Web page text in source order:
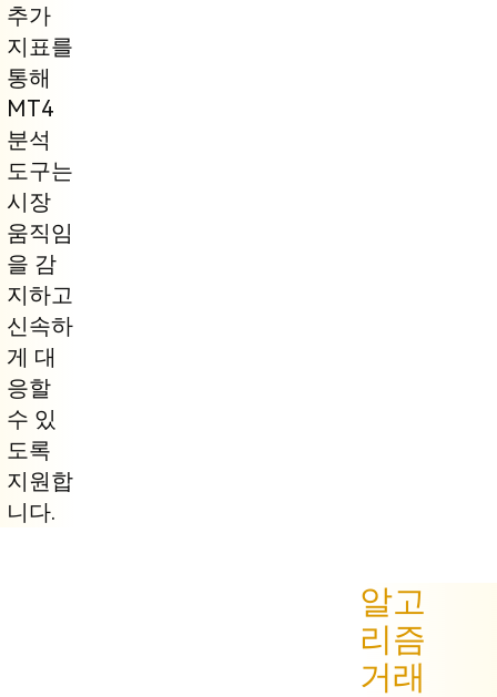
추가
지표를
통해
MT4
분석
도구는
시장
움직임
을 감
지하고
신속하
게 대
응할
수 있
도록
지원합
니다.
알고
리즘
거래